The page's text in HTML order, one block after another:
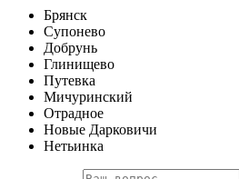
Брянск
Супонево
Добрунь
Глинищево
Путевка
Мичуринский
Отрадное
Новые Дарковичи
Нетьинка